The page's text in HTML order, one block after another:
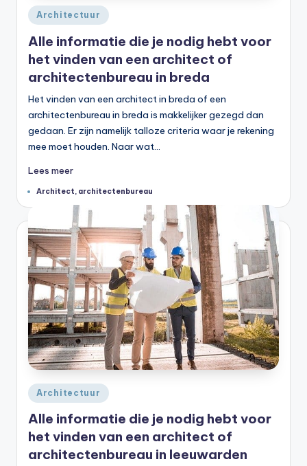
Geplaatst
in
Architectuur
Alle informatie die je nodig hebt voor
het vinden van een architect of
architectenbureau in breda
Het vinden van een architect in breda of een
architectenbureau in breda is makkelijker gezegd dan
gedaan. Er zijn namelijk talloze criteria waar je rekening
mee moet houden. Naar wat…
Lees meer
Tags:
Architect, architectenbureau
Geplaatst
in
Architectuur
Alle informatie die je nodig hebt voor
het vinden van een architect of
architectenbureau in leeuwarden